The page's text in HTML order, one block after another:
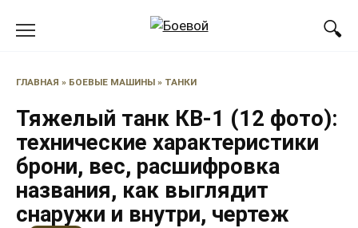
ГЛАВНАЯ » БОЕВЫЕ МАШИНЫ » ТАНКИ
Тяжелый танк КВ-1 (12 фото):
технические характеристики
брони, вес, расшифровка
названия, как выглядит
снаружи и внутри, чертеж